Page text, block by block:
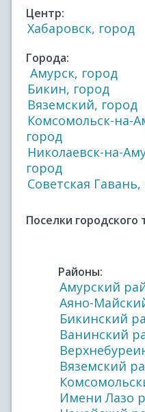
Центр:
Хабаровск, город
Города:
Амурск, город
Бикин, город
Вяземский, город
Комсомольск-на-
город
Николаевск-на-
город
Советская
Поселки городского
Районы:
Амурский
Аяно-
Бикинский
Ванинский
Вяземский
Имени Лазо